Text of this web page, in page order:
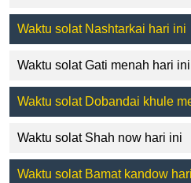
Waktu solat Nashtarkai hari ini
Waktu solat Gati menah hari ini
Waktu solat Dobandai khule
Waktu solat Shah now hari ini
Waktu solat Bamat kandow